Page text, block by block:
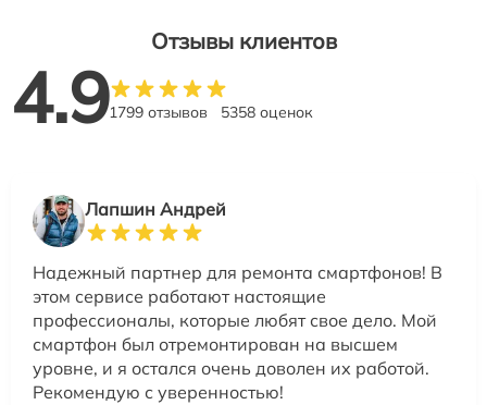
Отзывы клиентов
4.91799 отзывов 5358 оценок
Лапшин Андрей
Надежный партнер для ремонта смартфонов! В
этом сервисе работают настоящие
профессионалы, которые любят свое дело. Мой
смартфон был отремонтирован на высшем
уровне, и я остался очень доволен их работой.
Рекомендую с уверенностью!